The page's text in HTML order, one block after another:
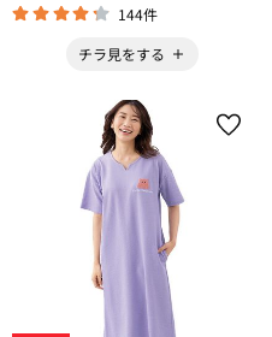
144件
チラ見をする